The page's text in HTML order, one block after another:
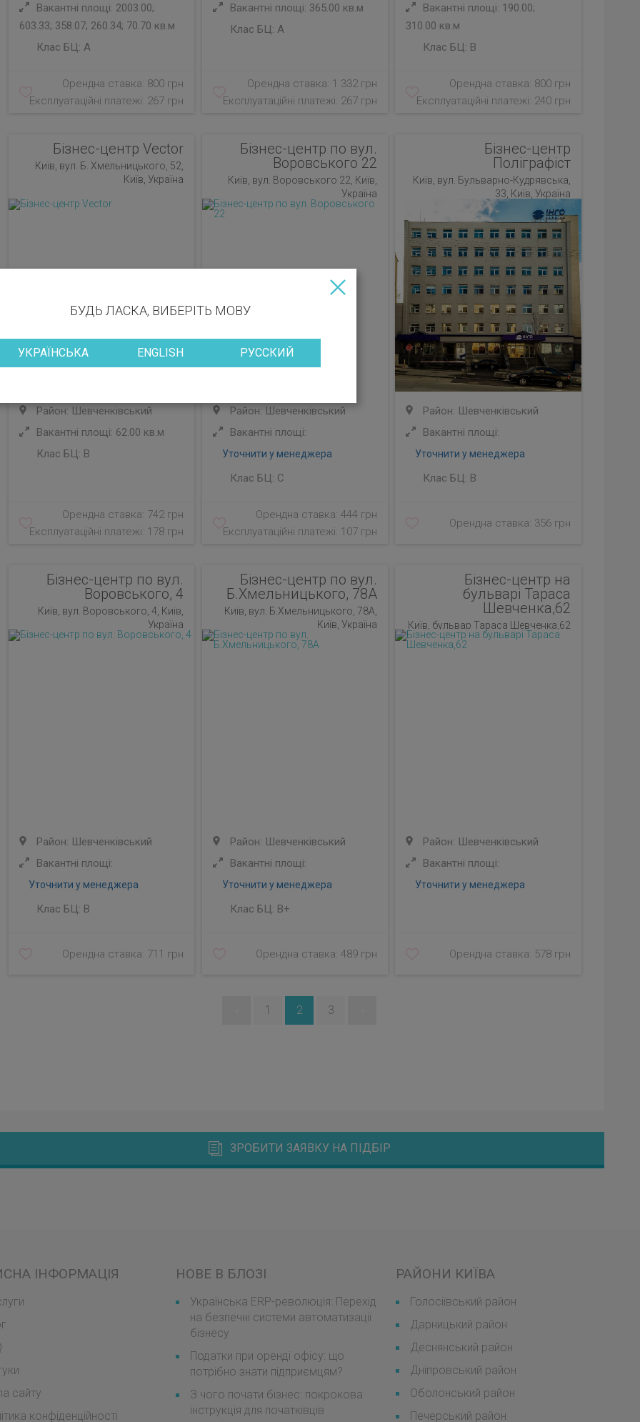
Вакантні площі: 2003.00;
603.33; 358.07; 260.34; 70.70 кв.м
Клас БЦ: A
Орендна ставка: 800 грн
Експлуатаційні платежі: 267 грн
Вакантні площі: 365.00 кв.м
Клас БЦ: A
Орендна ставка: 1 332 грн
Експлуатаційні платежі: 267 грн
Вакантні площі: 190.00;
310.00 кв.м
Клас БЦ: B
Орендна ставка: 800 грн
Експлуатаційні платежі: 240 грн
Бізнес-центр Vector
Київ, вул. Б. Хмельницького, 52,
Київ, Україна
Район: Шевченківський
Вакантні площі: 62.00 кв.м
Клас БЦ: B
Орендна ставка: 742 грн
Експлуатаційні платежі: 178 грн
Бізнес-центр по вул.
Воровського 22
Київ, вул. Воровського 22, Київ,
Україна
Район: Шевченківський
Вакантні площі:
Уточнити у менеджера
Клас БЦ: C
Орендна ставка: 444 грн
Експлуатаційні платежі: 107 грн
Бізнес-центр
Поліграфіст
Київ, вул. Бульварно-Кудрявська,
33, Київ, Україна
Район: Шевченківський
Вакантні площі:
Уточнити у менеджера
Клас БЦ: B
Орендна ставка: 356 грн
Бізнес-центр по вул.
Воровського, 4
Київ, вул. Воровського, 4, Київ,
Україна
Район: Шевченківський
Вакантні площі:
Уточнити у менеджера
Клас БЦ: B
Орендна ставка: 711 грн
Бізнес-центр по вул.
Б.Хмельницького, 78А
Київ, вул. Б.Хмельницького, 78А,
Київ, Україна
Район: Шевченківський
Вакантні площі:
Уточнити у менеджера
Клас БЦ: B+
Орендна ставка: 489 грн
Бізнес-центр на
бульварі Тараса
Шевченка,62
Київ, бульвар Тараса Шевченка,62
Район: Шевченківський
Вакантні площі:
Уточнити у менеджера
Орендна ставка: 578 грн
1 2 3
ЗРОБИТИ ЗАЯВКУ НА ПІДБІР
ІНФОРМАЦІЯ
сайту
конфіденційності
НОВЕ В БЛОЗІ
Українська ERP-революція: Перехід
на безпечні системи автоматизації
бізнесу
Податки при оренді офісу: що
потрібно знати підприємцям?
З чого почати бізнес: покрокова
інструкція для початківців
РАЙОНИ КИЇВА
Голосіївський район
Дарницький район
Деснянський район
Дніпровський район
Оболонський район
Печерський район
БУДЬ ЛАСКА, ВИБЕРІТЬ МОВУ
УКРАЇНСЬКА ENGLISH РУССКИЙ